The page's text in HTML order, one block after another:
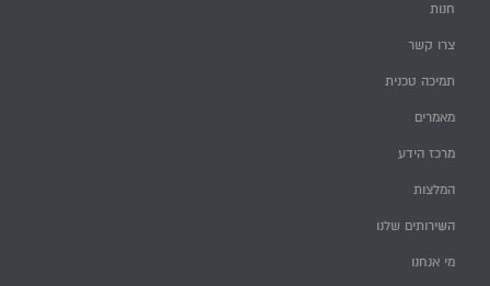
חנות
צרו קשר
תמיכה טכנית
מאמרים
מרכז הידע
המלצות
השירותים שלנו
מי אנחנו